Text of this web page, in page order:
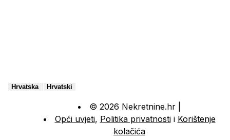
Hrvatska Hrvatski
© 2026 Nekretnine.hr |
Opći uvjeti, Politika privatnostii Korištenje
kolačića